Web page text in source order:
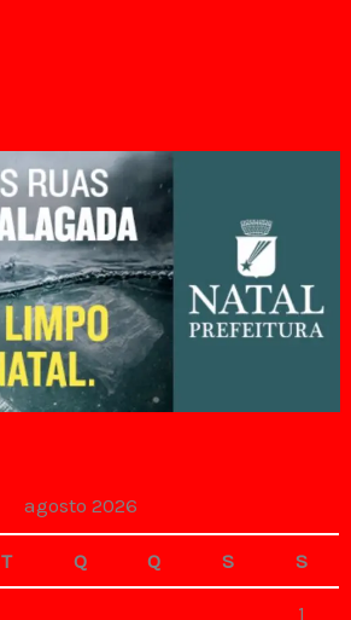
agosto 2026
T Q Q S S
1